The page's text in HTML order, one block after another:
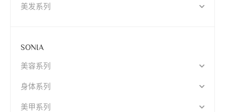
美发系列
SONIA
美容系列
身体系列
美甲系列